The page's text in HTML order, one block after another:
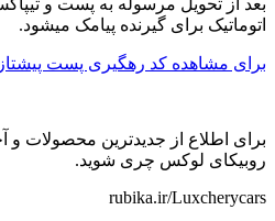
بعد از تحویل مرسوله به پست و
اتوماتیک برای گیرنده پیامک میشود.
برای مشاهده کد رهگیری پست
برای اطلاع از جدیدترین محصولات و
روبیکای لوکس چری شوید.
rubika.ir/Luxcherycars